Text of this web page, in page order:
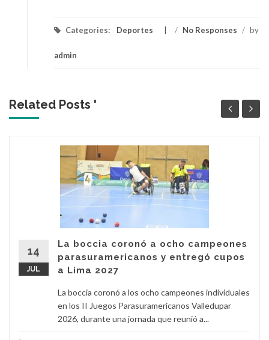
Categories: Deportes / No Responses / by
admin
Related Posts '
14
JUL
La boccia coronó a ocho campeones
parasuramericanos y entregó cupos
a Lima 2027
La boccia coronó a los ocho campeones individuales
en los II Juegos Parasuramericanos Valledupar
2026, durante una jornada que reunió a...